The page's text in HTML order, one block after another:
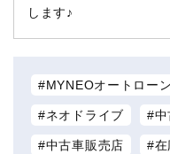
します♪
MYNEOオートローン
ネオドライブ 中
中古車販売店 在